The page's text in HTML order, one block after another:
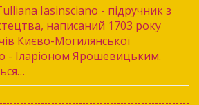
Iasinsciano - підручник з
написаний 1703 року
Києво-Могилянської
- Іларіоном Ярошевицьким.